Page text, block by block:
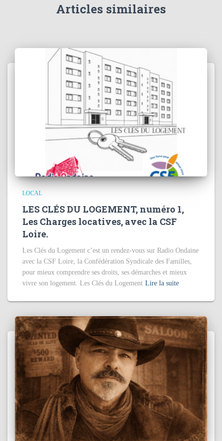
Articles similaires
LOCAL
LES CLÉS DU LOGEMENT, numéro 1,
Les Charges locatives, avec la CSF
Loire.
Les Clés du Logement c’est un rendez-vous sur Radio Ondaine
avec la CSF Loire, la Confédération Syndicale des Familles,
pour mieux comprendre ses droits, ses démarches et mieux
vivre son logement. Les Clés du Logement Lire la suite